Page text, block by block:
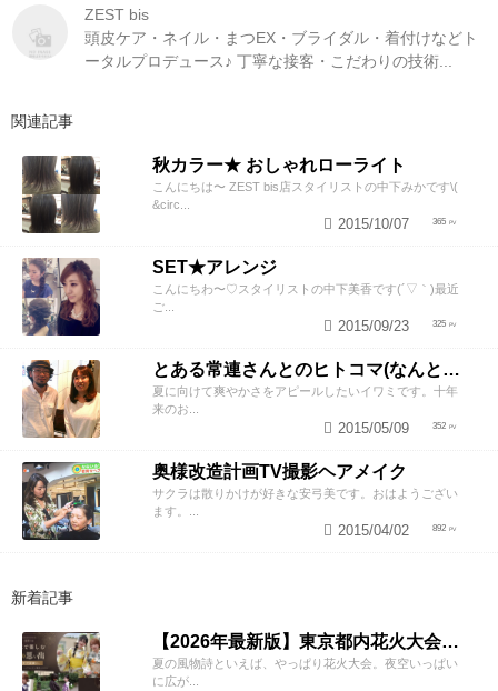
ZEST bis
頭皮ケア・ネイル・まつEX・ブライダル・着付けなどト
ータルプロデュース♪ 丁寧な接客・こだわりの技術...
関連記事
秋カラー★ おしゃれローライト
こんにちは〜 ZEST bis店スタイリストの中下みかです\(
&circ...
365
2015/10/07
SET★アレンジ
こんにちわ〜♡スタイリストの中下美香です(´▽｀)最近
ご...
325
2015/09/23
とある常連さんとのヒトコマ(なんとなくお揃い)
夏に向けて爽やかさをアピールしたいイワミです。十年
来のお...
352
2015/05/09
奥様改造計画TV撮影ヘアメイク
サクラは散りかけが好きな安弓美です。おはようござい
ます。...
892
2015/04/02
新着記事
【2026年最新版】東京都内花火大会まとめ｜浴衣着付け・ヘアセットならZESTへ
夏の風物詩といえば、やっぱり花火大会。夜空いっぱい
に広が...